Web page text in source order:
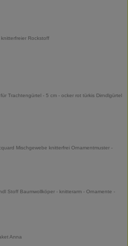
Rockstoff
Trachtengürtel - 5 cm - ocker rot türkis Dirndlgürtel
Mischgewebe knitterfrei Ornamentmuster -
Stoff Baumwollköper - knitterarm - Ornamente -
Anna